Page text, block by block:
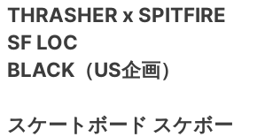
THRASHER x SPITFIRE
SF LOC
BLACK（US企画）
スケートボード スケボー
8.8inch
8.9inch
9.0inch以上
8.9inch
9.0inch以上
75mm
110mm
29.5cm
30cm